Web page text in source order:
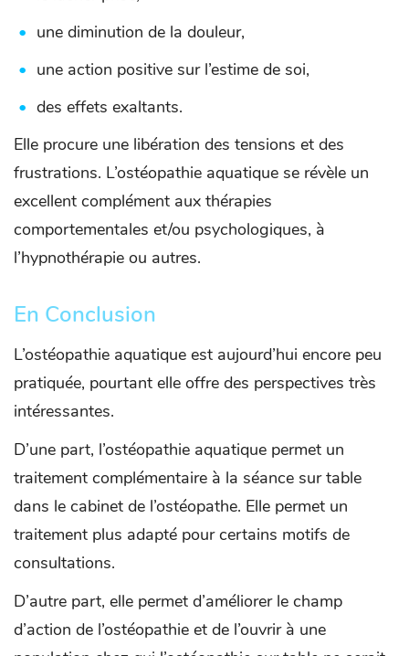
une diminution de la douleur,
une action positive sur l’estime de soi,
des effets exaltants.
Elle procure une libération des tensions et des
frustrations. L’ostéopathie aquatique se révèle un
excellent complément aux thérapies
comportementales et/ou psychologiques, à
l’hypnothérapie ou autres.
En Conclusion
L’ostéopathie aquatique est aujourd’hui encore peu
pratiquée, pourtant elle offre des perspectives très
intéressantes.
D’une part, l’ostéopathie aquatique permet un
traitement complémentaire à la séance sur table
dans le cabinet de l’ostéopathe. Elle permet un
traitement plus adapté pour certains motifs de
consultations.
D’autre part, elle permet d’améliorer le champ
d’action de l’ostéopathie et de l’ouvrir à une